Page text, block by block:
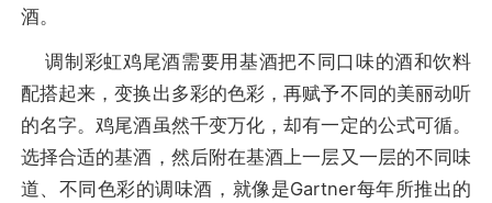
酒。
调制彩虹鸡尾酒需要用基酒把不同口味的酒和饮料
配搭起来，变换出多彩的色彩，再赋予不同的美丽动听
的名字。鸡尾酒虽然千变万化，却有一定的公式可循。
选择合适的基酒，然后附在基酒上一层又一层的不同味
道、不同色彩的调味酒，就像是Gartner每年所推出的